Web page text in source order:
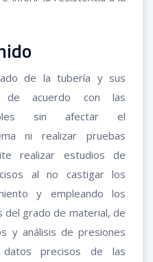
de la tubería y sus
de acuerdo con las
sin afectar el
ni realizar pruebas
realizar estudios de
al no castigar los
y empleando los
grado de material, de
y análisis de presiones
precisos de las